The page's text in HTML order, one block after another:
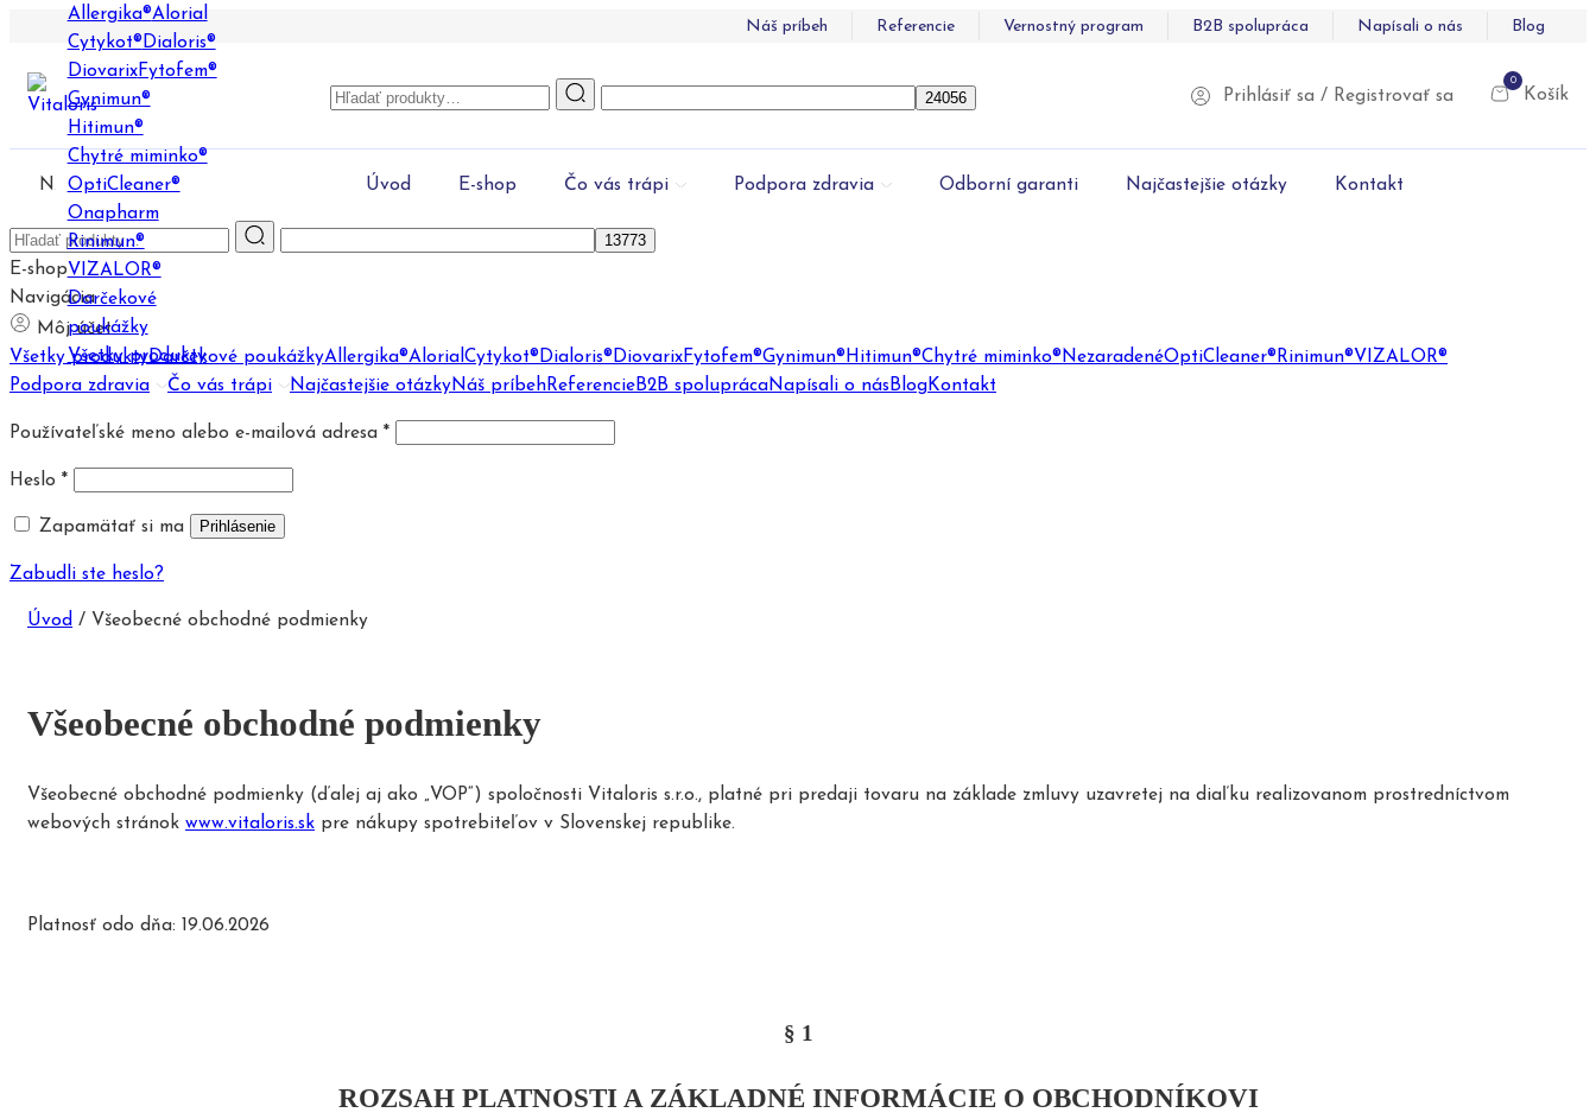
Náš príbeh Referencie Vernostný program B2B spolupráca Napísali o nás Blog
Prihlásiť sa / Registrovať sa
0
Košík
Naše produkty
Allergika®Alorial
Cytykot®Dialoris®
DiovarixFytofem®
Gynimun®
Hitimun®
Chytré miminko®
OptiCleaner®
Onapharm
Rinimun®
VIZALOR®
Darčekové
poukážky
Všetky produkty
Úvod E-shop Čo vás trápi Podpora zdravia Odborní garanti Najčastejšie otázky Kontakt
E-shop
Navigácia
Môj účet
Všetky produktyDarčekové poukážkyAllergika®AlorialCytykot®Dialoris®DiovarixFytofem®Gynimun®Hitimun®Chytré miminko®NezaradenéOptiCleaner®Rinimun®VIZALOR®
Podpora zdravia
Čo vás trápi Najčastejšie otázkyNáš príbehReferencieB2B spoluprácaNapísali o násBlogKontakt
Používateľské meno alebo e-mailová adresa *Povinné
Heslo *Povinné
Zapamätať si ma Prihlásenie
Zabudli ste heslo?
Úvod / Všeobecné obchodné podmienky
Všeobecné obchodné podmienky
Všeobecné obchodné podmienky (ďalej aj ako „VOP“) spoločnosti Vitaloris s.r.o., platné pri predaji tovaru na základe zmluvy uzavretej na diaľku realizovanom prostredníctvom
webových stránok www.vitaloris.sk pre nákupy spotrebiteľov v Slovenskej republike.
Platnosť odo dňa: 19.06.2026
§ 1
ROZSAH PLATNOSTI A ZÁKLADNÉ INFORMÁCIE O OBCHODNÍKOVI